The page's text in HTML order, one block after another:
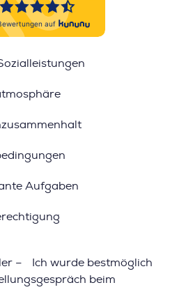
Aufgaben
– Ich wurde bestmöglich
beim